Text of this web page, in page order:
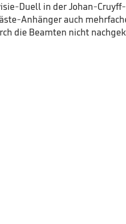
Duell in der Johan-
Anhänger auch
die Beamten nicht